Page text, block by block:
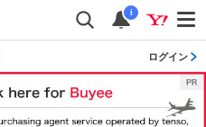
i
ログイン